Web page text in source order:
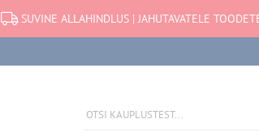
SUVINE ALLAHINDLUS | JAHUTAVATELE